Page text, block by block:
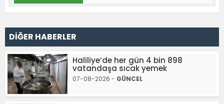
DİĞER HABERLER
Haliliye’de her gün 4 bin 898
vatandaşa sıcak yemek
07-08-2026 - GÜNCEL